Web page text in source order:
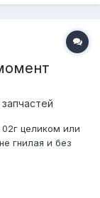
целиком или
гнилая и без
сторона